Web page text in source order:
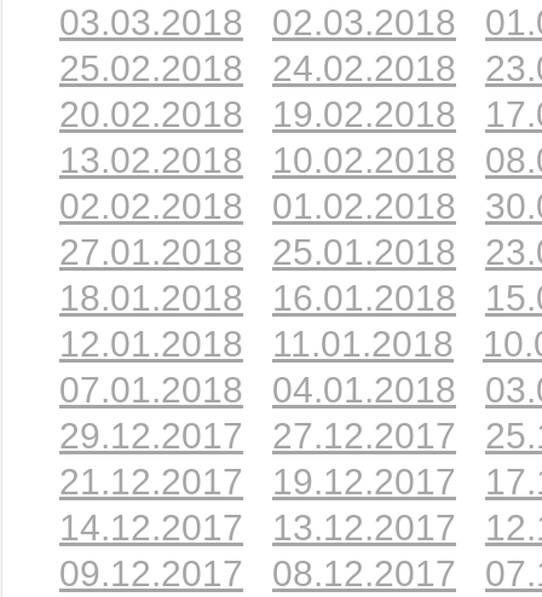
03.03.2018
02.03.2018
25.02.2018
24.02.2018
20.02.2018
19.02.2018
13.02.2018
10.02.2018
02.02.2018
01.02.2018
27.01.2018
25.01.2018
18.01.2018
16.01.2018
12.01.2018
11.01.2018
07.01.2018
04.01.2018
29.12.2017
27.12.2017
21.12.2017
19.12.2017
14.12.2017
13.12.2017
09.12.2017
08.12.2017